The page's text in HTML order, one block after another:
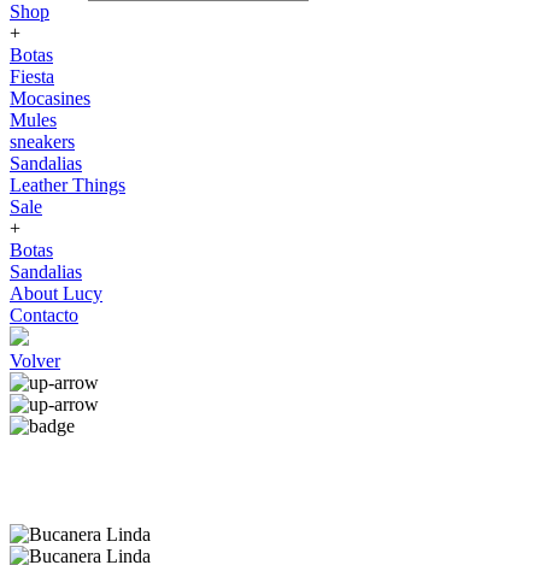
Shop
+
Botas
Fiesta
Mocasines
Mules
sneakers
Sandalias
Leather Things
Sale
+
Botas
Sandalias
About Lucy
Contacto
Volver